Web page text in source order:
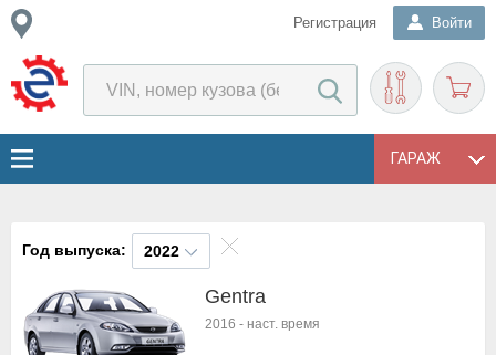
Регистрация Войти
ГАРАЖ
Год выпуска: 2022
Gentra
2016 - наст. время